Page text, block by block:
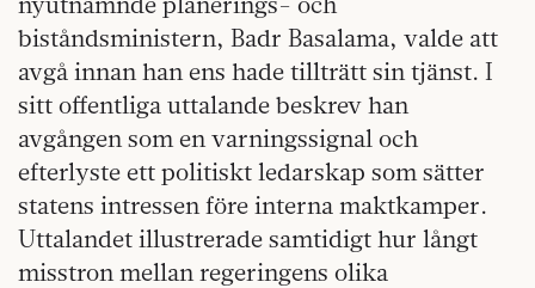
biståndsministern, Badr Basalama, valde att
avgå innan han ens hade tillträtt sin tjänst. I
sitt offentliga uttalande beskrev han
avgången som en varningssignal och
efterlyste ett politiskt ledarskap som sätter
statens intressen före interna maktkamper.
Uttalandet illustrerade samtidigt hur långt
misstron mellan regeringens olika